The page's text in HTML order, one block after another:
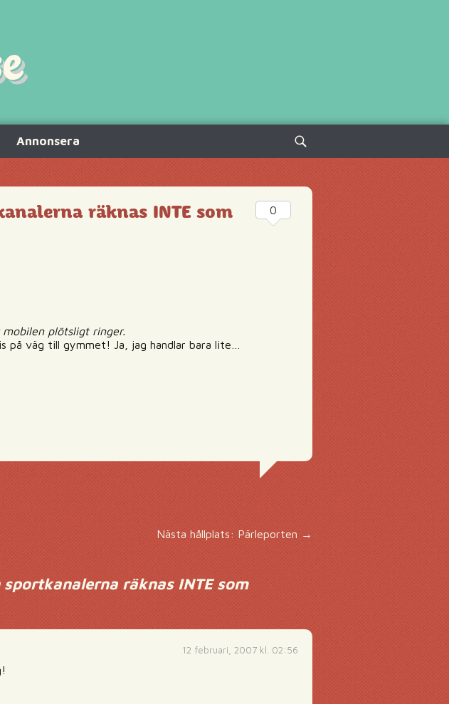
Annonsera
Sök
efter:
räknas INTE som
mobilen plötsligt ringer.
på väg till gymmet! Ja, jag handlar bara lite…
0
Nästa hållplats: Pärleporten→
räknas INTE som
12 februari, 2007 kl. 02:56